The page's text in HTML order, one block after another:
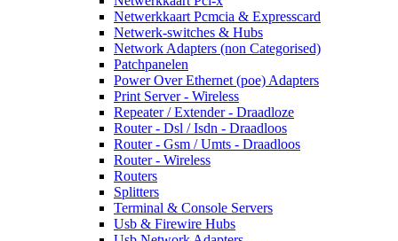
Netwerkkaart Pcmcia & Expresscard
Netwerk-switches & Hubs
Network Adapters (non Categorised)
Patchpanelen
Power Over Ethernet (poe) Adapters
Print Server - Wireless
Repeater / Extender - Draadloze
Router - Dsl / Isdn - Draadloos
Router - Gsm / Umts - Draadloos
Router - Wireless
Routers
Splitters
Terminal & Console Servers
Usb & Firewire Hubs